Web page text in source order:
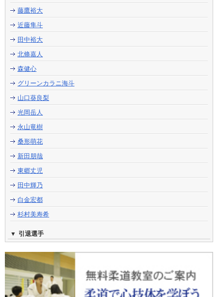
藤鷹裕大
近藤隼斗
田中裕大
北條嘉人
森健心
グリーンカラニ海斗
山口葵良梨
光岡岳人
永山竜樹
桑形萌花
新田朋哉
東郷丈児
田中輝乃
白金宏都
杉村美寿希
引退選手